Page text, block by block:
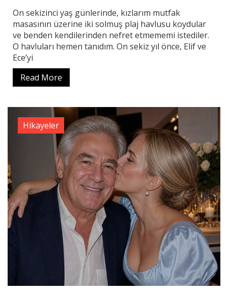
On sekizinci yaş günlerinde, kızlarım mutfak
masasının üzerine iki solmuş plaj havlusu koydular
ve benden kendilerinden nefret etmememi istediler.
O havluları hemen tanıdım. On sekiz yıl önce, Elif ve
Ece’yi
Read More
Hikayeler